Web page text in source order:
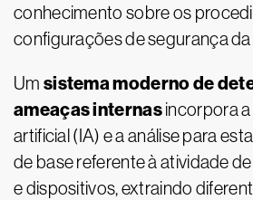
conhecimento sobre os
configurações de segurança
Um sistema moderno de
ameaças internasincorpora a
artificial (IA) e a análise para
de base referente à atividade
e dispositivos, extraindo